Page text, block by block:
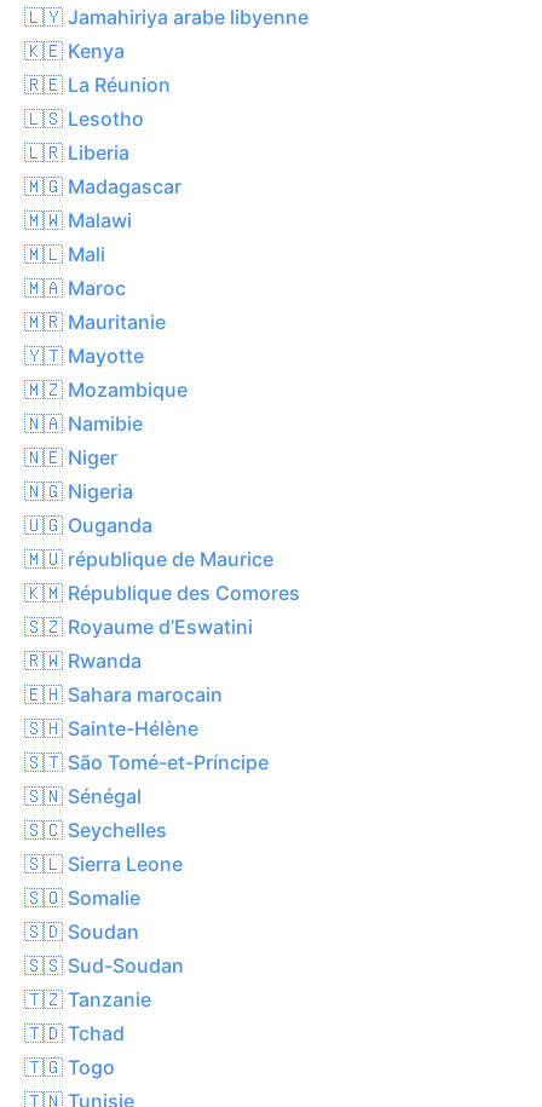
🇱🇾 Jamahiriya arabe libyenne
🇰🇪 Kenya
🇷🇪 La Réunion
🇱🇸 Lesotho
🇱🇷 Liberia
🇲🇬 Madagascar
🇲🇼 Malawi
🇲🇱 Mali
🇲🇦 Maroc
🇲🇷 Mauritanie
🇾🇹 Mayotte
🇲🇿 Mozambique
🇳🇦 Namibie
🇳🇪 Niger
🇳🇬 Nigeria
🇺🇬 Ouganda
🇲🇺 république de Maurice
🇰🇲 République des Comores
🇸🇿 Royaume d’Eswatini
🇷🇼 Rwanda
🇪🇭 Sahara marocain
🇸🇭 Sainte-Hélène
🇸🇹 São Tomé-et-Príncipe
🇸🇳 Sénégal
🇸🇨 Seychelles
🇸🇱 Sierra Leone
🇸🇴 Somalie
🇸🇩 Soudan
🇸🇸 Sud-Soudan
🇹🇿 Tanzanie
🇹🇩 Tchad
🇹🇬 Togo
🇹🇳 Tunisie